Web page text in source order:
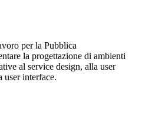
per la Pubblica
la progettazione di ambienti
al service design, alla user
user interface.